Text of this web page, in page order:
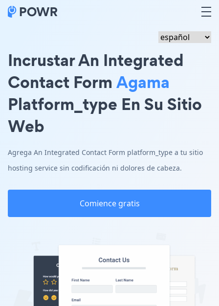
Incrustar An Integrated
Contact Form Agama
Platform_type En Su Sitio
Web
Agrega An Integrated Contact Form platform_type a tu sitio
hosting service sin codificación ni dolores de cabeza.
Comience gratis